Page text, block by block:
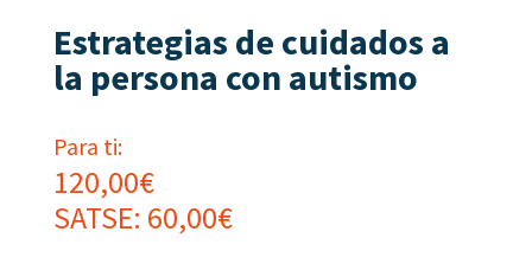
Estrategias de cuidados a
la persona con autismo
Para ti:
120,00€
SATSE: 60,00€